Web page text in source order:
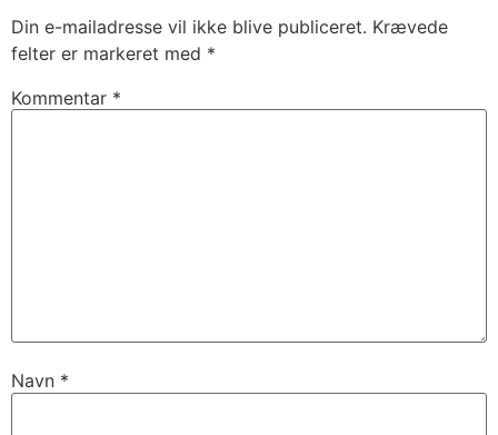
Din e-mailadresse vil ikke blive publiceret. Krævede
felter er markeret med *
Kommentar *
Navn *